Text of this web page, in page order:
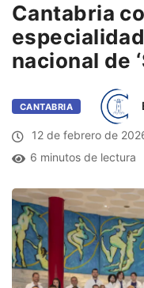
Cantabria
nacional de
CANTABRIA
12 de febrero de
6 minutos de lectura